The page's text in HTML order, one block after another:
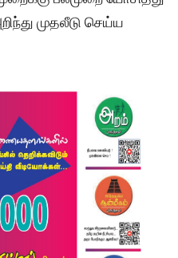
முதலீடு செய்ய